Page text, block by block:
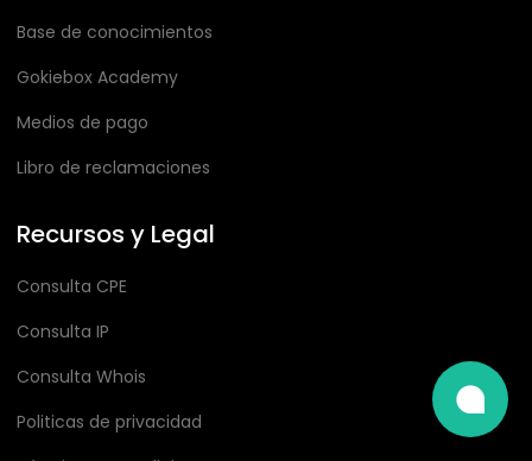
Base de conocimientos
Gokiebox Academy
Medios de pago
Libro de reclamaciones
Recursos y Legal
Consulta CPE
Consulta IP
Consulta Whois
Politicas de privacidad